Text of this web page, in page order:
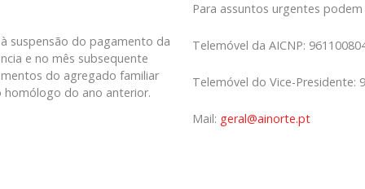
suspensão do pagamento da
e no mês subsequente
do agregado familiar
do ano anterior.
Para assuntos urgentes
Telemóvel da AICNP:
Telemóvel do Vice-Presidente:
Mail: geral@ainorte.pt